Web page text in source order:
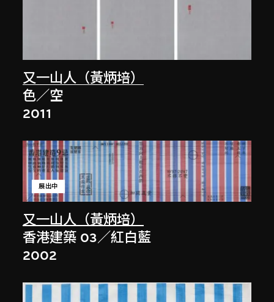
又一山人（黃炳培）
色／空
2011
又一山人（黃炳培）
展出中
香港建築 03／紅白藍
2002